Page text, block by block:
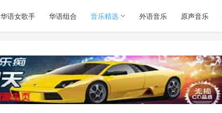
华语女歌手 华语组合 音乐精选 外语音乐 原声音乐